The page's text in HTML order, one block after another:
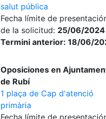
salut pública
Fecha límite de
de la solicitud: 25/06/
Termini anterior: 18/06/
Oposiciones en
de Rubí
1 plaça de Cap d'atenció
primària
Fecha límite de